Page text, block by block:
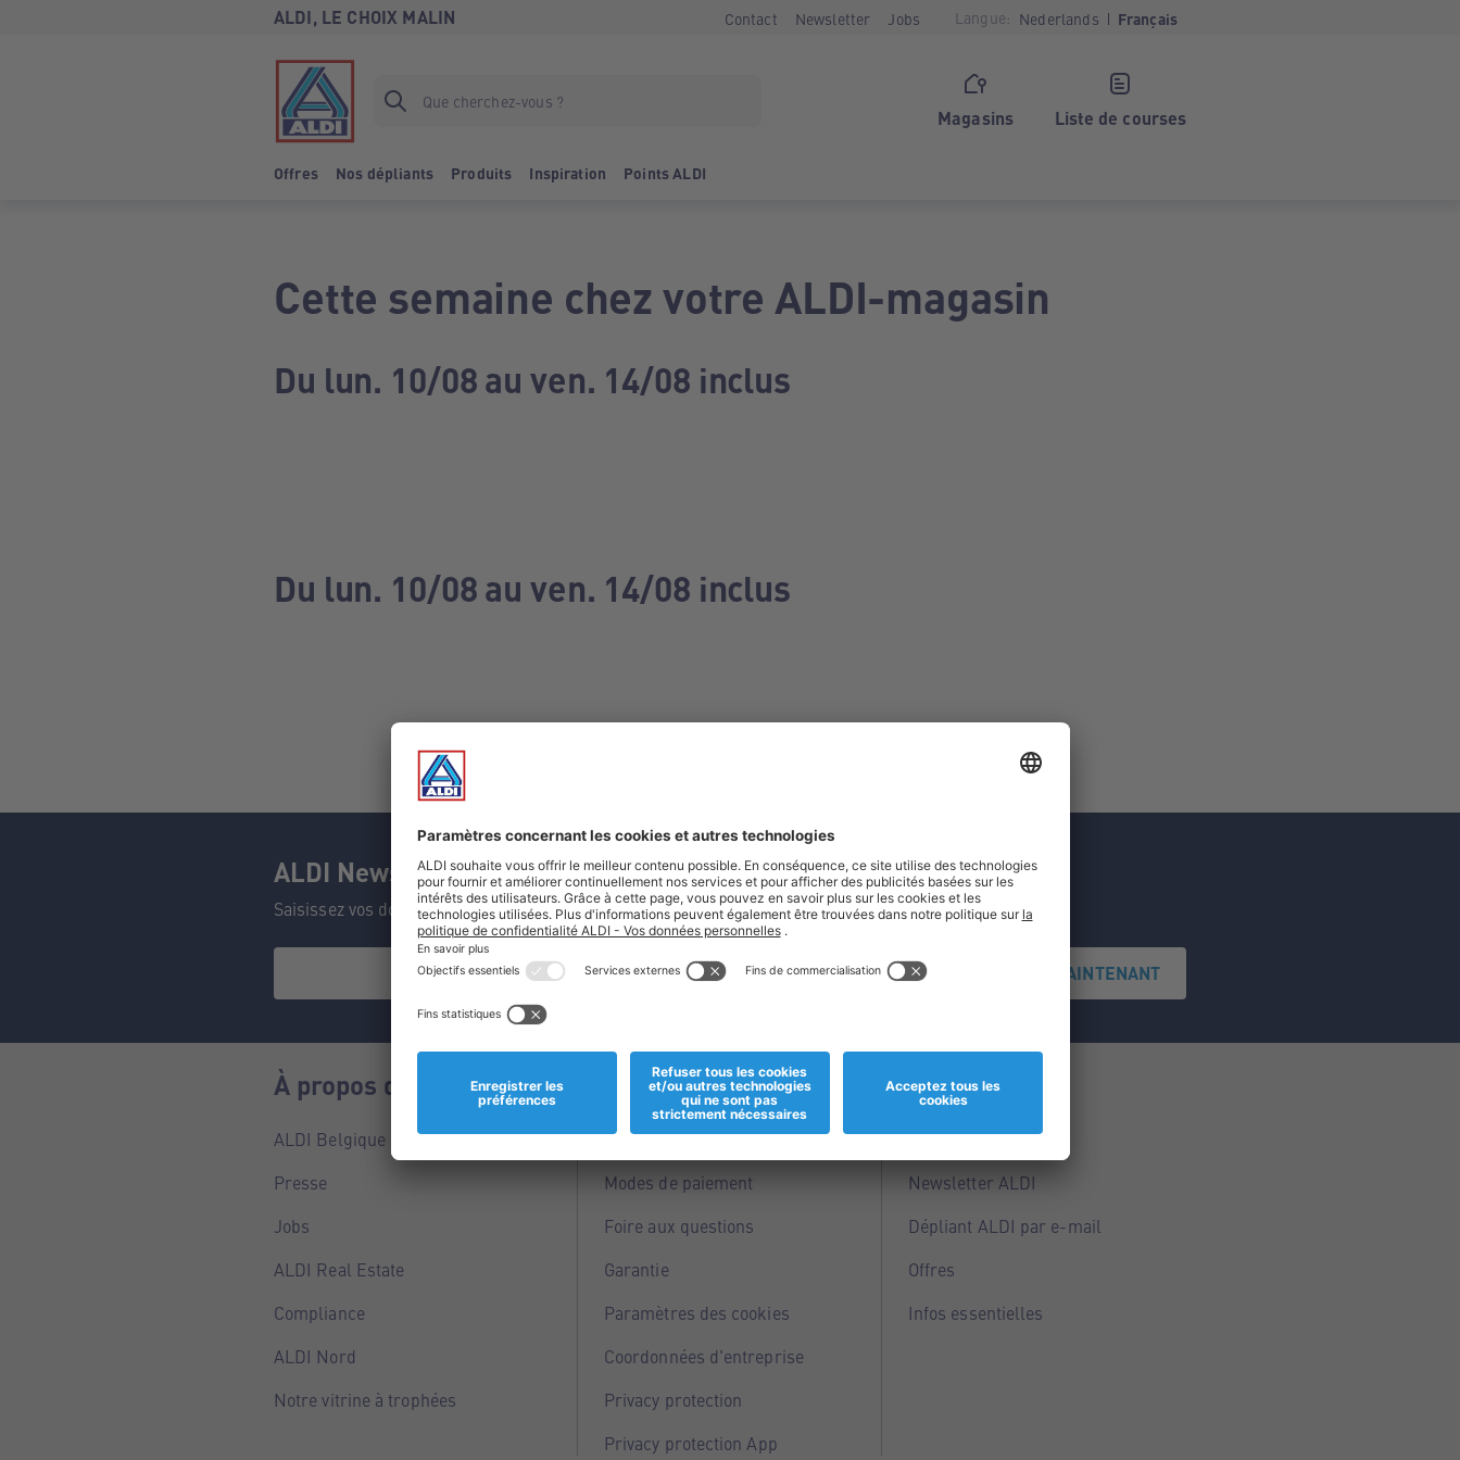
ALDI, LE CHOIX MALIN Contact Newsletter Jobs Langue: Nederlands Français
Magasins Liste de courses
Offres Nos dépliants Produits Inspiration Points ALDI
Cette semaine chez votre ALDI-magasin
Du lun. 10/08 au ven. 14/08 inclus
Du lun. 10/08 au ven. 14/08 inclus
ALDI Newsletter
Saisissez vos données et ne manquez aucune de nos offres.
S'INSCRIRE MAINTENANT
À propos de nous
ALDI Belgique
Presse
Jobs
ALDI Real Estate
Compliance
ALDI Nord
Notre vitrine à trophées
Informations
Magasins
Modes de paiement
Foire aux questions
Garantie
Paramètres des cookies
Coordonnées d'entreprise
Privacy protection
Privacy protection App
Service
Points ALDI
Newsletter ALDI
Dépliant ALDI par e-mail
Offres
Infos essentielles